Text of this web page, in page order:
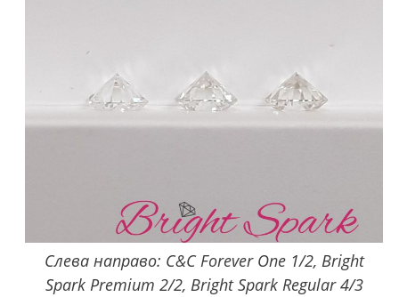
Слева направо: C&C Forever One 1/2, Bright
Spark Premium 2/2, Bright Spark Regular 4/3